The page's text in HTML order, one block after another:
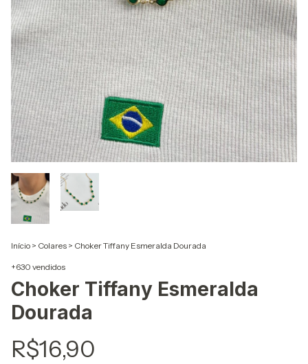
Início > Colares > Choker Tiffany Esmeralda Dourada
+630 vendidos
Choker Tiffany Esmeralda
Dourada
R$16,90